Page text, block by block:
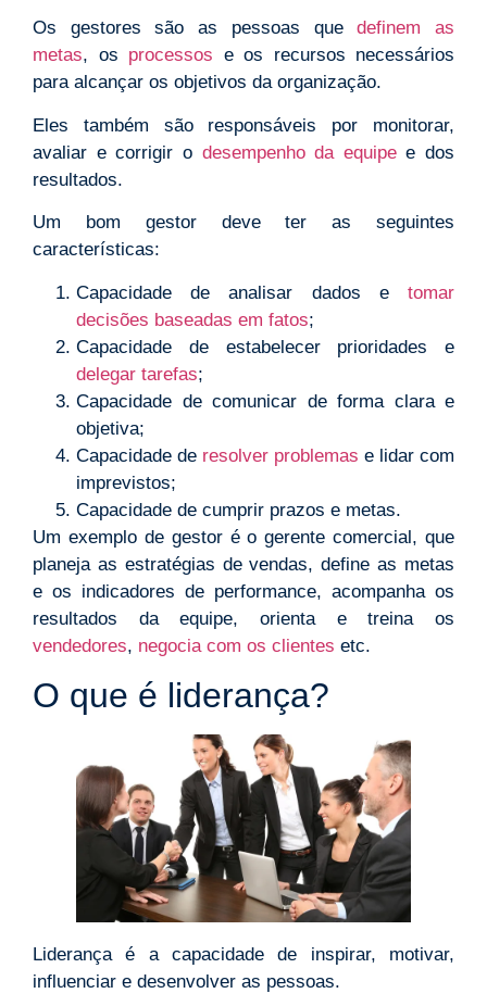
Os gestores são as pessoas quedefinem as
metas, os processos e os recursos necessários
para alcançar os objetivos da organização.
Eles também são responsáveis por monitorar,
avaliar e corrigir o desempenho da equipee dos
resultados.
Um bom gestor deve ter as seguintes
características:
Capacidade de analisar dados e tomar
decisões baseadas em fatos;
Capacidade de estabelecer prioridades e
delegar tarefas;
Capacidade de comunicar de forma clara e
objetiva;
Capacidade de resolver problemas e lidar com
imprevistos;
Capacidade de cumprir prazos e metas.
Um exemplo de gestor é o gerente comercial, que
planeja as estratégias de vendas, define as metas
e os indicadores de performance, acompanha os
resultados da equipe, orienta e treina os
vendedores, negocia com os clientes etc.
O que é liderança?
Liderança é a capacidade de inspirar, motivar,
influenciar e desenvolver as pessoas.